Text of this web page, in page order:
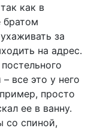
как в
братом
за
на адрес.
все это у него
просто
ее в ванну.
со спиной,